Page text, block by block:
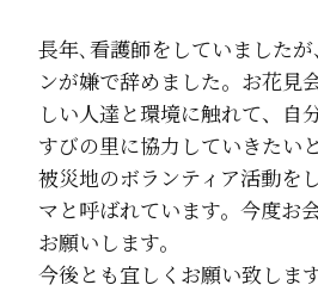
長年､看護師をしていました
ンが嫌で辞めました。お花見
しい人達と環境に触れて、自
すびの里に協力していきたい
被災地のボランティア活動を
マと呼ばれています。今度お
お願いします。
今後とも宜しくお願い致します